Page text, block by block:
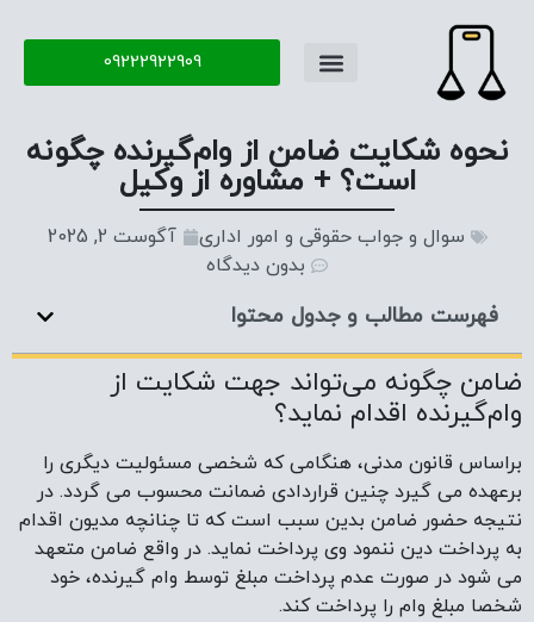
09222922909
نحوه شکایت ضامن از وام‌گیرنده چگونه
است؟ + مشاوره از وکیل
سوال و جواب حقوقی و امور اداری
آگوست 2, 2025
بدون دیدگاه
فهرست مطالب و جدول محتوا
ضامن چگونه می‌تواند جهت شکایت از
وام‌گیرنده اقدام نماید؟
براساس قانون مدنی، هنگامی که شخصی مسئولیت دیگری را
برعهده می ­گیرد چنین قراردادی ضمانت محسوب می­ گردد. در
نتیجه حضور ضامن بدین سبب است که تا چنانچه مدیون اقدام
به پرداخت دین ننمود وی پرداخت نماید. در واقع ضامن متعهد
می‌ شود در صورت عدم پرداخت مبلغ توسط وام‌ گیرنده، خود
شخصا مبلغ وام را پرداخت کند.